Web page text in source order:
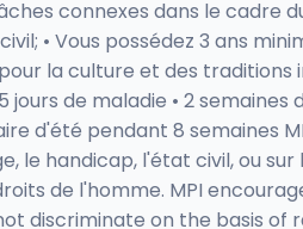
connexes dans le cadre
• Vous possédez 3 ans
la culture et des
jours de maladie • 2
d'été pendant 8 semaines
le handicap, l'état civil, ou
de l'homme. MPI
discriminate on the basis